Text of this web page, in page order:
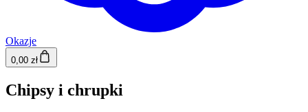
Okazje
0,00 zł
Chipsy i chrupki